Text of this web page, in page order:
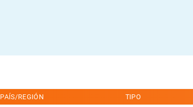
PAÍS/REGIÓN TIPO